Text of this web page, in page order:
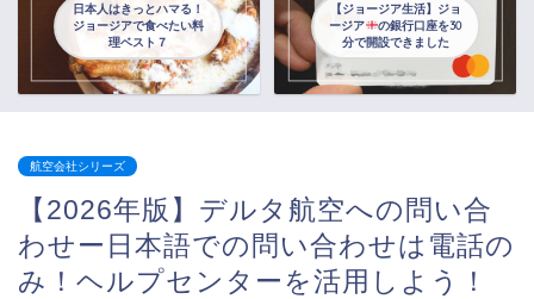
日本人はきっとハマる！
ジョージアで食べたい料
理ベスト７
【ジョージア生活】ジョ
ージア
の銀行口座を30
分で開設できました
航空会社シリーズ
【2026年版】デルタ航空への問い合
わせー日本語での問い合わせは電話の
み！ヘルプセンターを活用しよう！